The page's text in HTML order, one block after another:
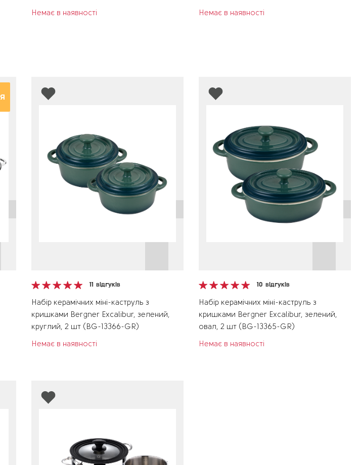
Немає в наявності Немає в наявності
11 відгуків
Набір керамічних міні-каструль з
кришками Bergner Excalibur, зелений,
круглий, 2 шт (BG-13366-GR)
Немає в наявності
10 відгуків
Набір керамічних міні-каструль з
кришками Bergner Excalibur, зелений,
овал, 2 шт (BG-13365-GR)
Немає в наявності